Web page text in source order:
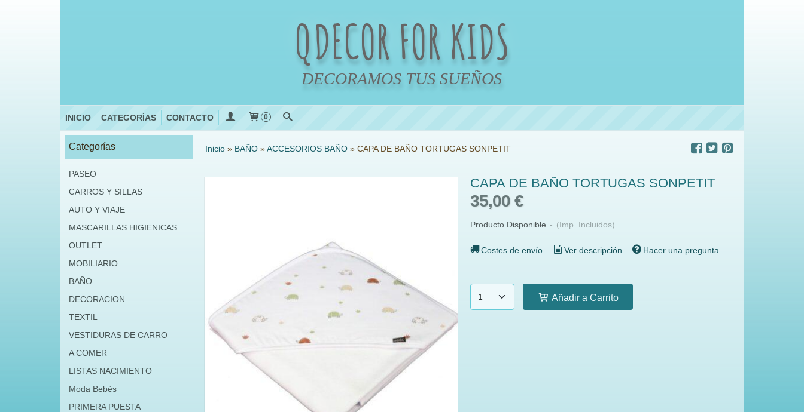
QDECOR FOR KIDS
DECORAMOS TUS SUEÑOS
INICIO CATEGORÍAS CONTACTO 0
Categorías
PASEO
CARROS Y SILLAS
AUTO Y VIAJE
MASCARILLAS HIGIENICAS
OUTLET
MOBILIARIO
BAÑO
DECORACION
TEXTIL
VESTIDURAS DE CARRO
A COMER
LISTAS NACIMIENTO
Moda Bebès
PRIMERA PUESTA
Inicio» BAÑO»ACCESORIOS BAÑO» CAPA DE BAÑO TORTUGAS SONPETIT
CAPA DE BAÑO TORTUGAS SONPETIT
35,00 €
Producto Disponible - (Imp. Incluidos)
Costes de envío Ver descripción Hacer una pregunta
Añadir a Carrito